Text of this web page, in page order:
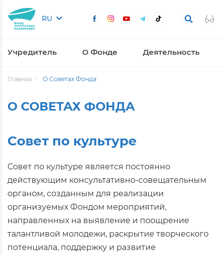
RU
Учредитель О Фонде Деятельность
Главная О Советах Фонда
О СОВЕТАХ ФОНДА
Совет по культуре
Совет по культуре является постоянно
действующим консультативно-совещательным
органом, созданным для реализации
организуемых Фондом мероприятий,
направленных на выявление и поощрение
талантливой молодежи, раскрытие творческого
потенциала, поддержку и развитие